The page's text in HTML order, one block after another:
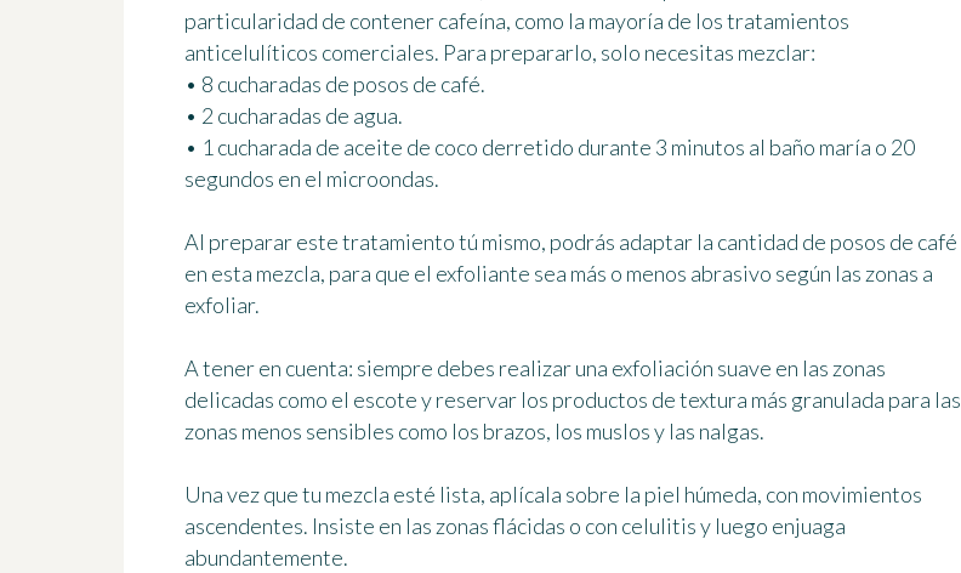
particularidad de contener cafeína, como la mayoría de los tratamientos
anticelulíticos comerciales. Para prepararlo, solo necesitas mezclar:
• 8 cucharadas de posos de café.
• 2 cucharadas de agua.
• 1 cucharada de aceite de coco derretido durante 3 minutos al baño maría o 20
segundos en el microondas.
Al preparar este tratamiento tú mismo, podrás adaptar la cantidad de posos de café
en esta mezcla, para que el exfoliante sea más o menos abrasivo según las zonas a
exfoliar.
A tener en cuenta: siempre debes realizar una exfoliación suave en las zonas
delicadas como el escote y reservar los productos de textura más granulada para las
zonas menos sensibles como los brazos, los muslos y las nalgas.
Una vez que tu mezcla esté lista, aplícala sobre la piel húmeda, con movimientos
ascendentes. Insiste en las zonas flácidas o con celulitis y luego enjuaga
abundantemente.